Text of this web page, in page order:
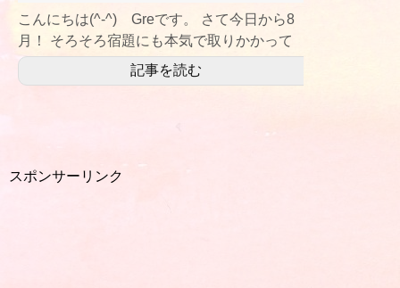
こんにちは(^-^) Greです。 さて今日から8
月！ そろそろ宿題にも本気で取りかかって
ほしい頃です。 東北は夏休みが短
記事を読む
スポンサーリンク